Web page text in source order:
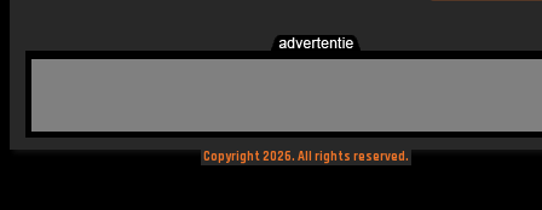
Copyright 2026. All rights reserved.